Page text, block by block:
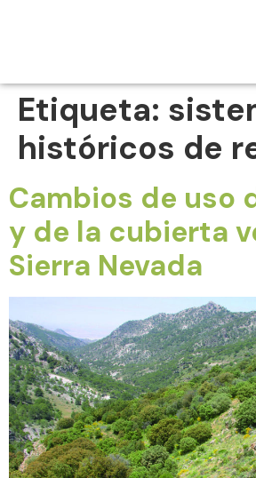
Etiqueta:
históricos de
Cambios de uso
y de la cubierta
Sierra Nevada